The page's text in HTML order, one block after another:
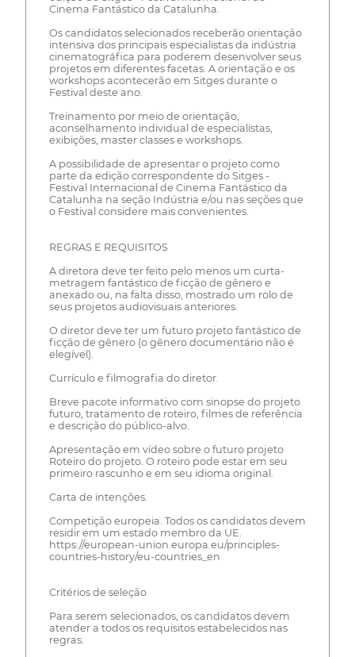
Cinema Fantástico da Catalunha.
Os candidatos selecionados receberão orientação
intensiva dos principais especialistas da indústria
cinematográfica para poderem desenvolver seus
projetos em diferentes facetas. A orientação e os
workshops acontecerão em Sitges durante o
Festival deste ano.
Treinamento por meio de orientação,
aconselhamento individual de especialistas,
exibições, master classes e workshops.
A possibilidade de apresentar o projeto como
parte da edição correspondente do Sitges -
Festival Internacional de Cinema Fantástico da
Catalunha na seção Indústria e/ou nas seções que
o Festival considere mais convenientes.
REGRAS E REQUISITOS
A diretora deve ter feito pelo menos um curta-
metragem fantástico de ficção de gênero e
anexado ou, na falta disso, mostrado um rolo de
seus projetos audiovisuais anteriores.
O diretor deve ter um futuro projeto fantástico de
ficção de gênero (o gênero documentário não é
elegível).
Currículo e filmografia do diretor.
Breve pacote informativo com sinopse do projeto
futuro, tratamento de roteiro, filmes de referência
e descrição do público-alvo.
Apresentação em vídeo sobre o futuro projeto
Roteiro do projeto. O roteiro pode estar em seu
primeiro rascunho e em seu idioma original.
Carta de intenções.
Competição europeia. Todos os candidatos devem
residir em um estado membro da UE.
https://european-union.europa.eu/principles-
countries-history/eu-countries_en
Critérios de seleção
Para serem selecionados, os candidatos devem
atender a todos os requisitos estabelecidos nas
regras.